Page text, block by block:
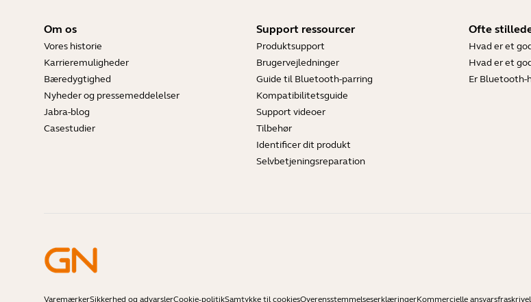
Om os
Vores historie
Karrieremuligheder
Bæredygtighed
Nyheder og pressemeddelelser
Jabra-blog
Casestudier
Support ressourcer
Produktsupport
Brugervejledninger
Guide til Bluetooth-parring
Kompatibilitetsguide
Support videoer
Tilbehør
Identificer dit produkt
Selvbetjeningsreparation
Ofte
Hvad er et
Hvad er et
Er Bluetooth-
VaremærkerSikkerhed og advarslerCookie-politikSamtykke til cookiesOverensstemmelseserklæringerKommercielle